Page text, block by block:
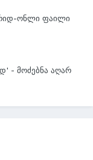
რიდ-ონლი ფაილი
- მოძებნა აღარ